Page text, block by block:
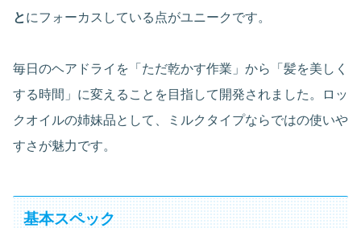
とにフォーカスしている点がユニークです。
毎日のヘアドライを「ただ乾かす作業」から「髪を美しく
する時間」に変えることを目指して開発されました。ロッ
クオイルの姉妹品として、ミルクタイプならではの使いや
すさが魅力です。
基本スペック